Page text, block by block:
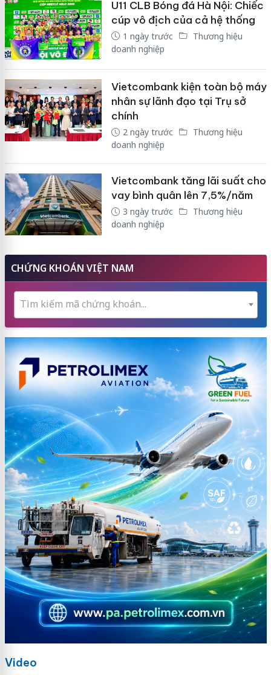
U11 CLB Bóng đá Hà Nội: Chiếc
cúp vô địch của cả hệ thống
1 ngày trước
Thương hiệu
doanh nghiệp
Vietcombank kiện toàn bộ máy
nhân sự lãnh đạo tại Trụ sở
chính
2 ngày trước
Thương hiệu
doanh nghiệp
Vietcombank tăng lãi suất cho
vay bình quân lên 7,5%/năm
3 ngày trước
Thương hiệu
doanh nghiệp
CHỨNG KHOÁN VIỆT NAM
Tìm kiếm mã chứng khoán...
Video